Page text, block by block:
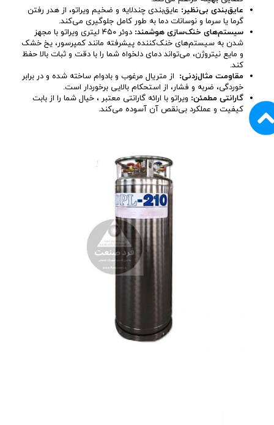
عایق‌بندی بی‌نظیر: عایق‌بندی چندلایه و ضخیم ویراتو، از هدر رفتن
گرما یا سرما و نوسانات دما به طور کامل جلوگیری می‌کند.
سیستم‌های خنک‌سازی هوشمند:
دوئر ۴۵۰ لیتری ویراتو با مجهز
شدن به سیستم‌های خنک‌کننده پیشرفته مانند کمپرسور، یخ خشک
و مایع نیتروژن، می‌تواند دمای دلخواه شما را با دقت و ثبات بالا حفظ
کند.
مقاومت مثال‌زدنی: از متریال مرغوب و بادوام ساخته شده و در برابر
خوردگی، ضربه و فشار، از استحکام بالایی برخوردار است.
گارانتی مطمئن: ویراتو با ارائه گارانتی معتبر ، خیال شما را از بابت
کیفیت و عملکرد بی‌نقص آن آسوده می‌کند.